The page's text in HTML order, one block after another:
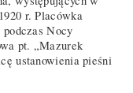
r. Placówka
Nocy
pt. „Mazurek
ustanowienia pieśni